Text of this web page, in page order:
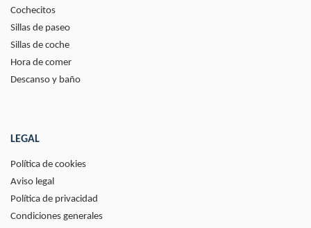
Cochecitos
Sillas de paseo
Sillas de coche
Hora de comer
Descanso y baño
LEGAL
Política de cookies
Aviso legal
Política de privacidad
Condiciones generales